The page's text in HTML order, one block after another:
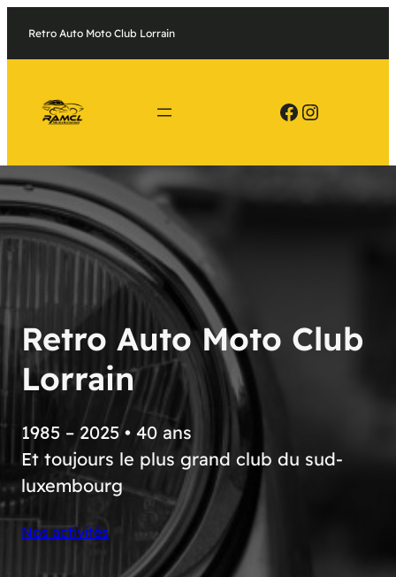
Retro Auto Moto Club Lorrain
Facebook Instagram
Retro Auto Moto Club
Lorrain
1985 – 2025 • 40 ans
Et toujours le plus grand club du sud-
luxembourg
Nos activités